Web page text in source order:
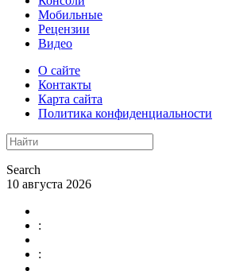
Мобильные
Рецензии
Видео
О сайте
Контакты
Карта сайта
Политика конфиденциальности
Search
10 августа 2026
:
: